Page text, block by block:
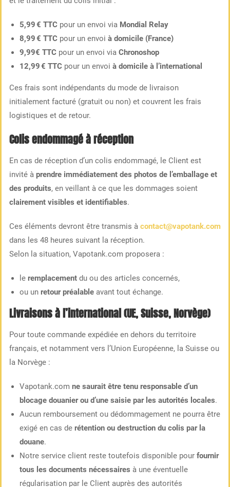
5,99 € TTCpour un envoi via Mondial Relay
8,99 € TTCpour un envoi à domicile (France)
9,99€ TTCpour un envoi via Chronoshop
12,99 € TTCpour un envoi à domicile à l’international
Ces frais sont indépendants du mode de livraison
initialement facturé (gratuit ou non) et couvrent les frais
logistiques et de retour.
Colis endommagé à réception
En cas de réception d’un colis endommagé, le Client est
invité à prendre immédiatement des photos de l’emballage et
des produits, en veillant à ce que les dommages soient
clairement visibles et identifiables.
Ces éléments devront être transmis à contact@vapotank.com
dans les 48 heures suivant la réception.
Selon la situation, Vapotank.com proposera :
le remplacementdu ou des articles concernés,
ou un retour préalableavant tout échange.
Livraisons à l’international (UE, Suisse, Norvège)
Pour toute commande expédiée en dehors du territoire
français, et notamment vers l’Union Européenne, la Suisse ou
la Norvège :
Vapotank.com ne saurait être tenu responsable d’un
blocage douanier ou d’une saisie par les autorités locales.
Aucun remboursement ou dédommagement ne pourra être
exigé en cas de rétention ou destruction du colis par la
douane.
Notre service client reste toutefois disponible pour fournir
tous les documents nécessaires à une éventuelle
régularisation par le Client auprès des autorités